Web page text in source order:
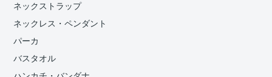
ネックストラップ
ネックレス・ペンダント
パーカ
バスタオル